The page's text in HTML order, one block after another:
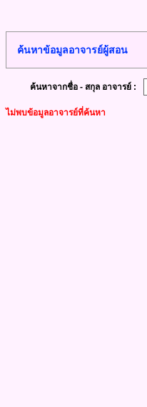
ค้นหาข้อมูลอาจารย์ผู้สอน
ค้นหาจากชื่อ - สกุล อาจารย์ :
ไม่พบข้อมูลอาจารย์ที่ค้นหา